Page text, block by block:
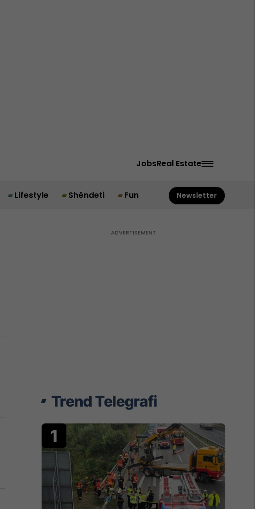
JobsReal Estate
Lifestyle Shëndeti Fun Newsletter
Trend Telegrafi